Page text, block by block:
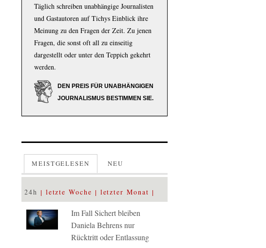
Täglich schreiben unabhängige Journalisten
und Gastautoren auf Tichys Einblick ihre
Meinung zu den Fragen der Zeit. Zu jenen
Fragen, die sonst oft all zu einseitig
dargestellt oder unter den Teppich gekehrt
werden.
DEN PREIS FÜR UNABHÄNGIGEN
JOURNALISMUS BESTIMMEN SIE.
MEISTGELESEN NEU
24h letzte Woche letzter Monat
Im Fall Sichert bleiben
Daniela Behrens nur
Rücktritt oder Entlassung